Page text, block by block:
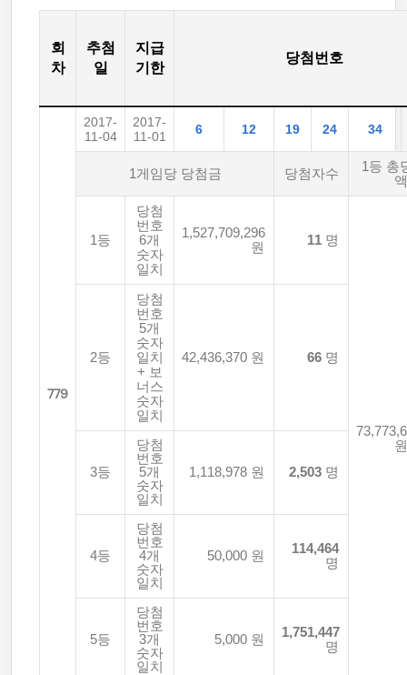
회
차
추첨
일
지급
기한
당첨번호
779
2017-
11-04
2017-
11-01
6 12 19 24 34
1게임당 당첨금 당첨자수
1등 총
액
1등
당첨
번호
6개
숫자
일치
1,527,709,296
원
11 명
원
2등
당첨
번호
5개
숫자
일치
+ 보
너스
숫자
일치
42,436,370 원 66 명
3등
당첨
번호
5개
숫자
일치
1,118,978 원 2,503 명
4등
당첨
번호
4개
숫자
일치
50,000 원
114,464
명
5등
당첨
번호
3개
숫자
일치
5,000 원
1,751,447
명